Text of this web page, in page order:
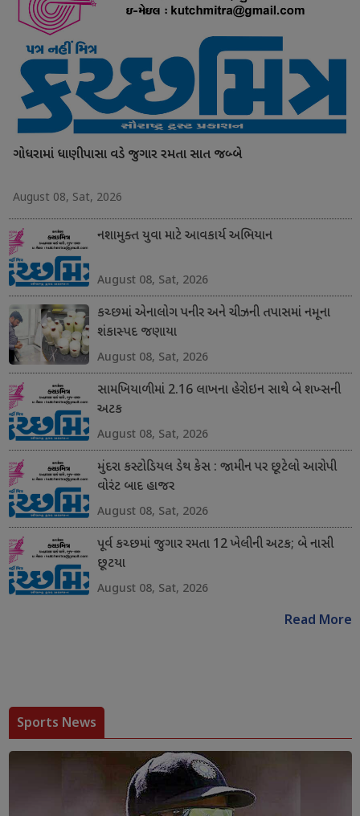
ગોધરામાં ધાણીપાસા વડે જુગાર રમતા સાત જબ્બે
August 08, Sat, 2026
નશામુક્ત યુવા માટે આવકાર્ય અભિયાન
August 08, Sat, 2026
કચ્છમાં એનાલોગ પનીર અને ચીઝની તપાસમાં નમૂના
શંકાસ્પદ જણાયા
August 08, Sat, 2026
સામખિયાળીમાં 2.16 લાખના હેરોઇન સાથે બે શખ્સની
અટક
August 08, Sat, 2026
મુંદરા કસ્ટોડિયલ ડેથ કેસ : જામીન પર છૂટેલો આરોપી
વોરંટ બાદ હાજર
August 08, Sat, 2026
પૂર્વ કચ્છમાં જુગાર રમતા 12 ખેલીની અટક; બે નાસી
છૂટયા
August 08, Sat, 2026
Read More
Sports News